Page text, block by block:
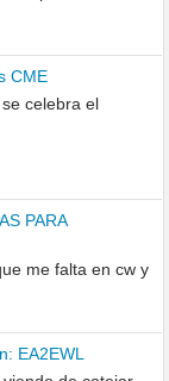
CME
celebra el
PARA
me falta en cw y
EA2EWL